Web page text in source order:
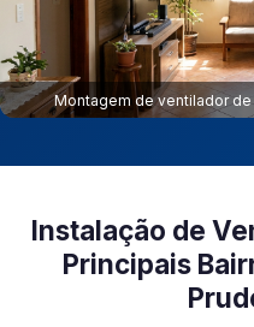
Montagem de ventilador
Instalação de
Principais